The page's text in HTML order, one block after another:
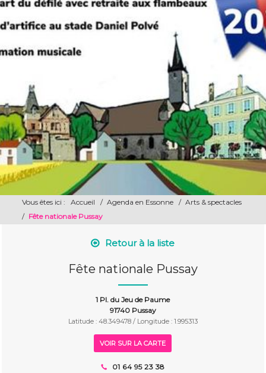
Vous êtes ici : Accueil / Agenda en Essonne / Arts & spectacles
/ Fête nationale Pussay
Retour à la liste
Fête nationale Pussay
1 Pl. du Jeu de Paume
91740 Pussay
Latitude : 48.349478 / Longitude : 1.995313
VOIR SUR LA CARTE
01 64 95 23 38